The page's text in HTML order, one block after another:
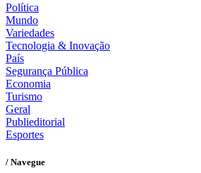
Política
Mundo
Variedades
Tecnologia & Inovação
País
Segurança Pública
Economia
Turismo
Geral
Publieditorial
Esportes
/ Navegue